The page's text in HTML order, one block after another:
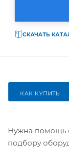
СКАЧАТЬ
КАК КУПИТЬ
Нужна помощь
подбору